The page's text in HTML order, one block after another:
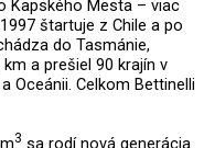
Kapského Mesta – viac
štartuje z Chile a po
do Tasmánie,
a prešiel 90 krajín v
Oceánii. Celkom Bettinelli
3 sa rodí nová generácia